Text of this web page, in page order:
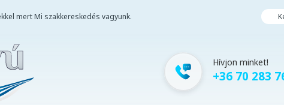
mert Mi szakkereskedés vagyunk.
Hívjon minket!
+36 70 283